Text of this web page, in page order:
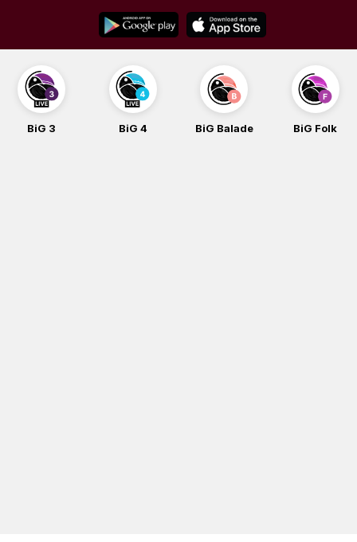
content
BiG 3 BiG 4 BiG Balade BiG Folk